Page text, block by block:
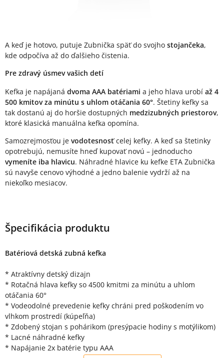
A keď je hotovo, putuje Zubnička späť do svojho stojančeka,
kde odpočíva až do ďalšieho čistenia.
Pre zdravý úsmev vašich detí
Kefka je napájaná dvoma AAA batériami a jeho hlava urobí až 4
500 kmitov za minútu s uhlom otáčania 60°. Štetiny kefky sa
tak dostanú aj do horšie dostupných medzizubných priestorov,
ktoré klasická manuálna kefka opomína.
Samozrejmosťou je vodotesnosťcelej kefky. A keď sa štetinky
opotrebujú, nemusíte hneď kupovať novú – jednoducho
vymeníte iba hlavicu. Náhradné hlavice ku kefke ETA Zubnička
sú navyše cenovo výhodné a jedno balenie vydrží až na
niekoľko mesiacov.
Špecifikácia produktu
Batériová detská zubná kefka
* Atraktívny detský dizajn
* Rotačná hlava kefky so 4500 kmitmi za minútu a uhlom
otáčania 60°
* Vodeodolné prevedenie kefky chráni pred poškodením vo
vlhkom prostredí (kúpeľňa)
* Zdobený stojan s pohárikom (presýpacie hodiny s motýlikom)
* Lacné náhradné kefky
* Napájanie 2x batérie typu AAA